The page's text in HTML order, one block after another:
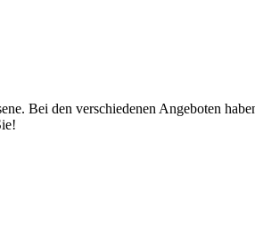
Bei den verschiedenen Angeboten